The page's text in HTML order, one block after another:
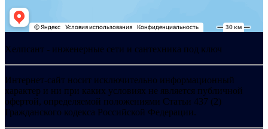
Хелпсант - инженерные сети и сантехника под ключ
Интернет-сайт носит исключительно информационный
характер и ни при каких условиях не является публичной
офертой, определяемой положениями Статьи 437 (2)
Гражданского кодекса Российской Федерации.